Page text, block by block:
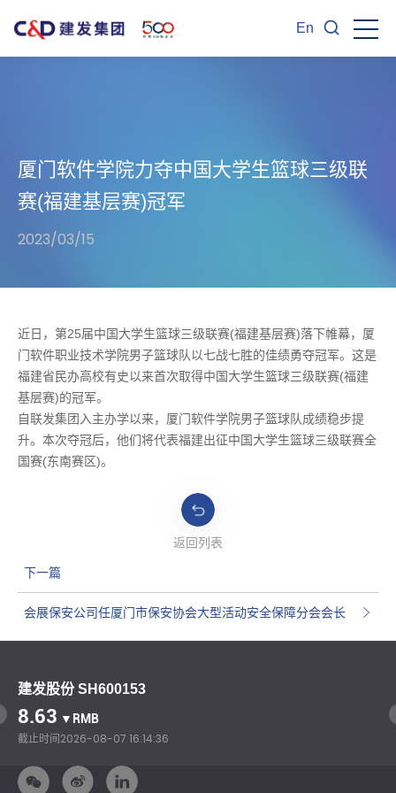
En
厦门软件学院力夺中国大学生篮球三级联
赛(福建基层赛)冠军
2023/03/15
近日，第25届中国大学生篮球三级联赛(福建基层赛)落下帷幕，厦
门软件职业技术学院男子篮球队以七战七胜的佳绩勇夺冠军。这是
福建省民办高校有史以来首次取得中国大学生篮球三级联赛(福建
基层赛)的冠军。
自联发集团入主办学以来，厦门软件学院男子篮球队成绩稳步提
升。本次夺冠后，他们将代表福建出征中国大学生篮球三级联赛全
国赛(东南赛区)。
返回列表
下一篇
会展保安公司任厦门市保安协会大型活动安全保障分会会长
建发股份 SH600153
8.63 ▼RMB
截止时间2026-08-07 16:14:36